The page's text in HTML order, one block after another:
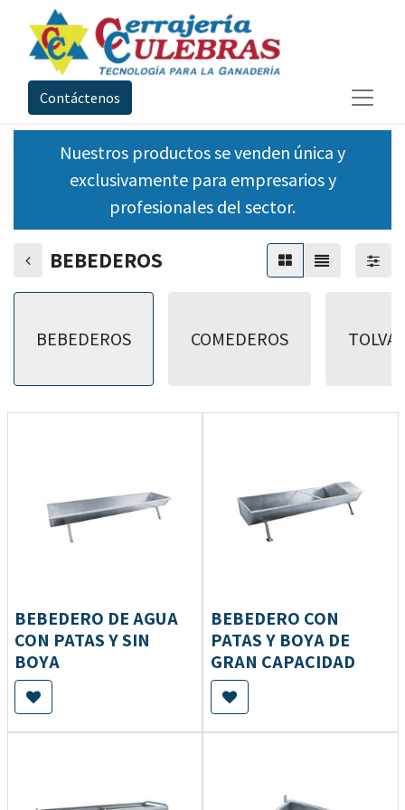
Contáctenos
Nuestros productos se venden única y
exclusivamente para empresarios y
profesionales del sector.
BEBEDEROS
BEBEDEROS COMEDEROS TOLVAS
BEBEDERO DE AGUA
CON PATAS Y SIN
BOYA
BEBEDERO CON
PATAS Y BOYA DE
GRAN CAPACIDAD